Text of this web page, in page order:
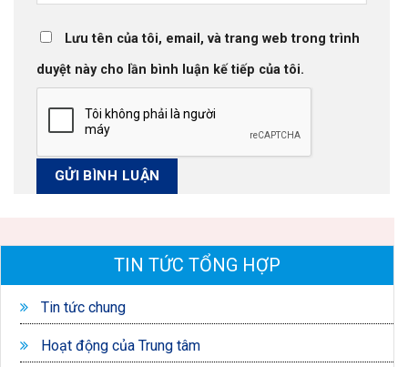
Lưu tên của tôi, email, và trang web trong trình
duyệt này cho lần bình luận kế tiếp của tôi.
TIN TỨC TỔNG HỢP
Tin tức chung
Hoạt động của Trung tâm